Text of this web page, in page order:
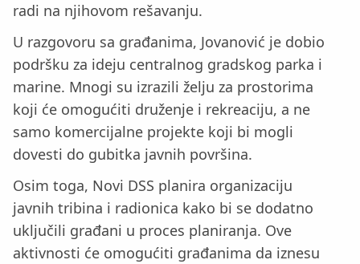
radi na njihovom rešavanju.
U razgovoru sa građanima, Jovanović je dobio
podršku za ideju centralnog gradskog parka i
marine. Mnogi su izrazili želju za prostorima
koji će omogućiti druženje i rekreaciju, a ne
samo komercijalne projekte koji bi mogli
dovesti do gubitka javnih površina.
Osim toga, Novi DSS planira organizaciju
javnih tribina i radionica kako bi se dodatno
uključili građani u proces planiranja. Ove
aktivnosti će omogućiti građanima da iznesu